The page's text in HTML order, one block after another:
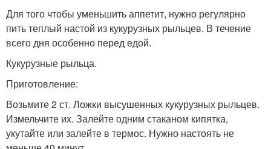
Для того чтобы уменьшить аппетит, нужно регулярно
пить теплый настой из кукурузных рыльцев. В течение
всего дня особенно перед едой.
Кукурузные рыльца.
Приготовление:
Возьмите 2 ст. Ложки высушенных кукурузных рыльцев.
Измельчите их. Залейте одним стаканом кипятка,
укутайте или залейте в термос. Нужно настоять не